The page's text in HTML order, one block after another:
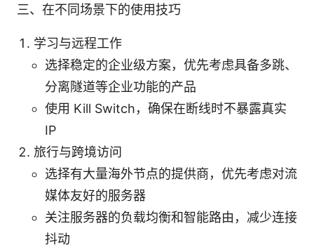
三、在不同场景下的使用技巧
学习与远程工作
选择稳定的企业级方案，优先考虑具备多跳、
分离隧道等企业功能的产品
使用 Kill Switch，确保在断线时不暴露真实
IP
旅行与跨境访问
选择有大量海外节点的提供商，优先考虑对流
媒体友好的服务器
关注服务器的负载均衡和智能路由，减少连接
抖动